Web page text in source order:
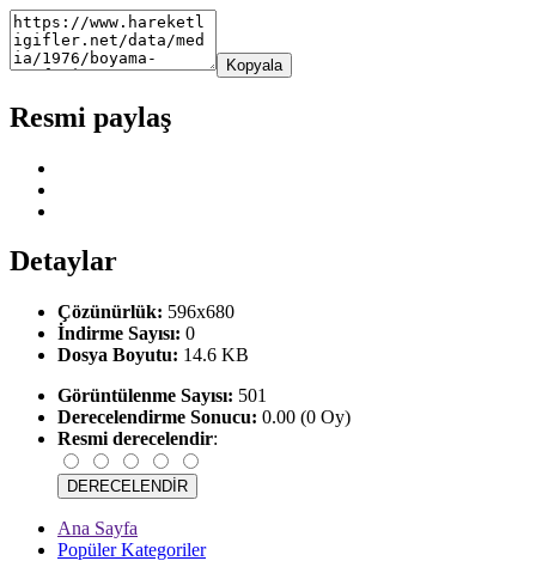
Kopyala
Resmi paylaş
Detaylar
Çözünürlük: 596x680
İndirme Sayısı: 0
Dosya Boyutu: 14.6 KB
Görüntülenme Sayısı: 501
Derecelendirme Sonucu: 0.00 (0 Oy)
Resmi derecelendir:
Ana Sayfa
Popüler Kategoriler